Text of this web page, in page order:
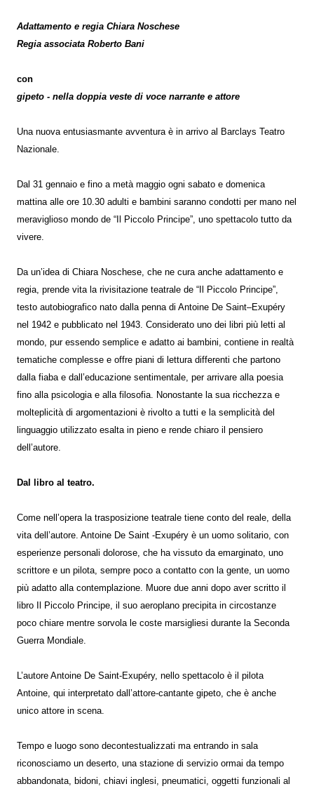
Adattamento e regia Chiara Noschese
Regia associata Roberto Bani
con
gipeto - nella doppia veste di voce narrante e attore
Una nuova entusiasmante avventura è in arrivo al Barclays Teatro
Nazionale.
Dal 31 gennaio e fino a metà maggio ogni sabato e domenica
mattina alle ore 10.30 adulti e bambini saranno condotti per mano nel
meraviglioso mondo de “Il Piccolo Principe”, uno spettacolo tutto da
vivere.
Da un’idea di Chiara Noschese, che ne cura anche adattamento e
regia, prende vita la rivisitazione teatrale de “Il Piccolo Principe”,
testo autobiografico nato dalla penna di Antoine De Saint–Exupéry
nel 1942 e pubblicato nel 1943. Considerato uno dei libri più letti al
mondo, pur essendo semplice e adatto ai bambini, contiene in realtà
tematiche complesse e offre piani di lettura differenti che partono
dalla fiaba e dall’educazione sentimentale, per arrivare alla poesia
fino alla psicologia e alla filosofia. Nonostante la sua ricchezza e
molteplicità di argomentazioni è rivolto a tutti e la semplicità del
linguaggio utilizzato esalta in pieno e rende chiaro il pensiero
dell’autore.
Dal libro al teatro.
Come nell’opera la trasposizione teatrale tiene conto del reale, della
vita dell’autore. Antoine De Saint -Exupéry è un uomo solitario, con
esperienze personali dolorose, che ha vissuto da emarginato, uno
scrittore e un pilota, sempre poco a contatto con la gente, un uomo
più adatto alla contemplazione. Muore due anni dopo aver scritto il
libro Il Piccolo Principe, il suo aeroplano precipita in circostanze
poco chiare mentre sorvola le coste marsigliesi durante la Seconda
Guerra Mondiale.
L’autore Antoine De Saint-Exupéry, nello spettacolo è il pilota
Antoine, qui interpretato dall’attore-cantante gipeto, che è anche
unico attore in scena.
Tempo e luogo sono decontestualizzati ma entrando in sala
riconosciamo un deserto, una stazione di servizio ormai da tempo
abbandonata, bidoni, chiavi inglesi, pneumatici, oggetti funzionali al